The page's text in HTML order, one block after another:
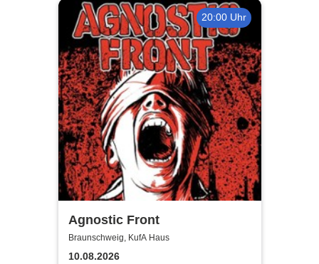
20:00 Uhr
Agnostic Front
Braunschweig, KufA Haus
10.08.2026